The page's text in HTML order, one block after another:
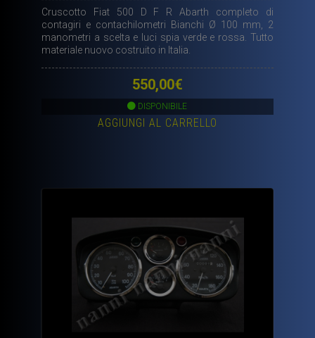
Cruscotto Fiat 500 D F R Abarth completo di
contagiri e contachilometri Bianchi Ø 100 mm, 2
manometri a scelta e luci spia verde e rossa. Tutto
materiale nuovo costruito in Italia.
550,00€
DISPONIBILE
AGGIUNGI AL CARRELLO